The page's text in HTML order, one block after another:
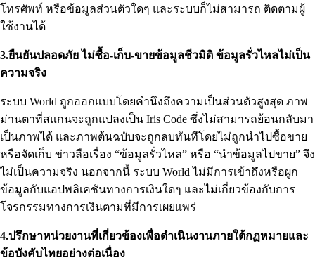
โทรศัพท์ หรือข้อมูลส่วนตัวใดๆ และระบบก็ไม่สามารถ ติดตามผู้
ใช้งานได้
3.ยืนยันปลอดภัย ไม่ซื้อ-เก็บ-ขายข้อมูลชีวมิติ ข้อมูลรั่วไหลไม่เป็น
ความจริง
ระบบ World ถูกออกแบบโดยคำนึงถึงความเป็นส่วนตัวสูงสุด ภาพ
ม่านตาที่สแกนจะถูกแปลงเป็น Iris Code ซึ่งไม่สามารถย้อนกลับมา
เป็นภาพได้ และภาพต้นฉบับจะถูกลบทันทีโดยไม่ถูกนำไปซื้อขาย
หรือจัดเก็บ ข่าวลือเรื่อง “ข้อมูลรั่วไหล” หรือ “นำข้อมูลไปขาย” จึง
ไม่เป็นความจริง นอกจากนี้ ระบบ World ไม่มีการเข้าถึงหรือผูก
ข้อมูลกับแอปพลิเคชันทางการเงินใดๆ และไม่เกี่ยวข้องกับการ
โจรกรรมทางการเงินตามที่มีการเผยแพร่
4.ปรึกษาหน่วยงานที่เกี่ยวข้องเพื่อดำเนินงานภายใต้กฏหมายและ
ข้อบังคับไทยอย่างต่อเนื่อง